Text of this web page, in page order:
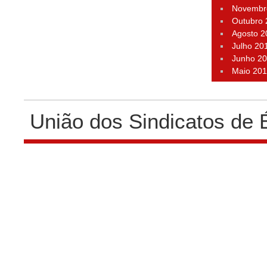
Outubro
Agosto
Julho
Junho
Maio
União dos Sindicatos de